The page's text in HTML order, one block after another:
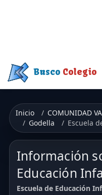
Busco Colegio
Inicio COMUNIDAD
Godella
Escuela
Información
Educación
Escuela de Educación